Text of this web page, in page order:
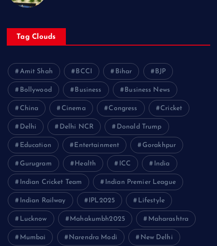
Tag Clouds
Amit Shah BCCI Bihar BJP
Bollywood Business Business News
China Cinema Congress Cricket
Delhi Delhi NCR Donald Trump
Education Entertainment Gorakhpur
Gurugram Health ICC India
Indian Cricket Team Indian Premier League
Indian Railway IPL2025 Lifestyle
Lucknow Mahakumbh2025 Maharashtra
Mumbai Narendra Modi New Delhi